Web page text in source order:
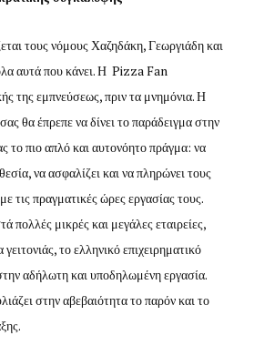
τους νόμους Χαζηδάκη, Γεωργιάδη και
αυτά που κάνει. Η Pizza Fan
της εμπνεύσεως, πριν τα μνημόνια. Η
θα έπρεπε να δίνει το παράδειγμα στην
το πιο απλό και αυτονόητο πράγμα: να
να ασφαλίζει και να πληρώνει τους
τις πραγματικές ώρες εργασίας τους.
πολλές μικρές και μεγάλες εταιρείες,
το ελληνικό επιχειρηματικό
αδήλωτη και υποδηλωμένη εργασία.
στην αβεβαιότητα το παρόν και το